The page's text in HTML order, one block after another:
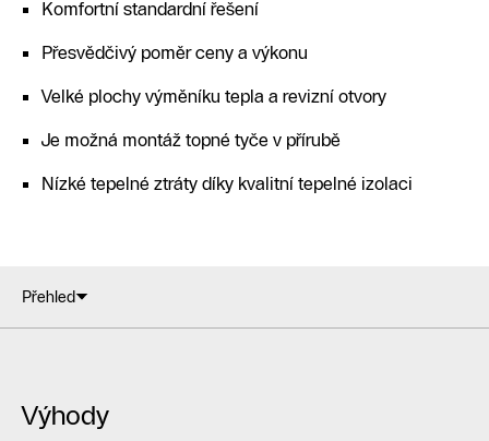
Komfortní standardní řešení
Přesvědčivý poměr ceny a výkonu
Velké plochy výměníku tepla a revizní otvory
Je možná montáž topné tyče v přírubě
Nízké tepelné ztráty díky kvalitní tepelné izolaci
Přehled
Výhody